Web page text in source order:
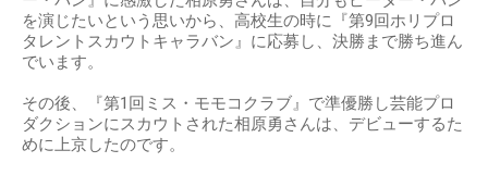
を演じたいという思いから、高校生の時に『第9回ホリプロ
タレントスカウトキャラバン』に応募し、決勝まで勝ち進ん
でいます。
その後、『第1回ミス・モモコクラブ』で準優勝し芸能プロ
ダクションにスカウトされた相原勇さんは、デビューするた
めに上京したのです。